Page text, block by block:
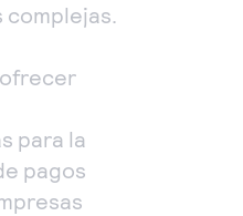
para la
pagos